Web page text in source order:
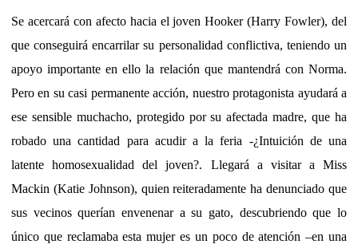
Se acercará con afecto hacia el joven Hooker (Harry Fowler), del
que conseguirá encarrilar su personalidad conflictiva, teniendo un
apoyo importante en ello la relación que mantendrá con Norma.
Pero en su casi permanente acción, nuestro protagonista ayudará a
ese sensible muchacho, protegido por su afectada madre, que ha
robado una cantidad para acudir a la feria -¿Intuición de una
latente homosexualidad del joven?. Llegará a visitar a Miss
Mackin (Katie Johnson), quien reiteradamente ha denunciado que
sus vecinos querían envenenar a su gato, descubriendo que lo
único que reclamaba esta mujer es un poco de atención –en una